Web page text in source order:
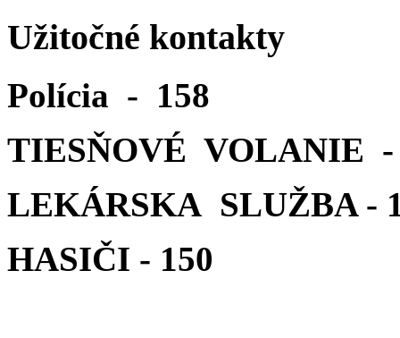
Užitočné kontakty
Polícia - 158
TIESŇOVÉ VOLANIE -
LEKÁRSKA SLUŽBA -
HASIČI - 150